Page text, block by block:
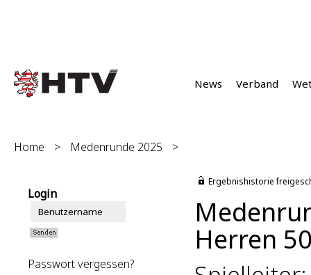
News Verband
Home > Medenrunde 2025 >
Login
Passwort vergessen?
Ergebnishistorie
Herren